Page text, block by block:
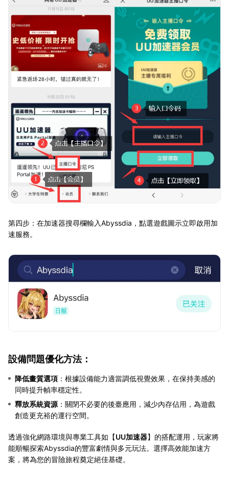
第四步：在加速器搜尋欄輸入Abyssdia，點選遊戲圖示立即啟用加
速服務。
設備問題優化方法：
降低畫質選項 ：根據設備能力適當調低視覺效果，在保持美感的
同時提升幀率穩定性。
釋放系統資源 ：關閉不必要的後臺應用，減少內存佔用，為遊戲
創造更充裕的運行空間。
透過強化網路環境與專業工具如【UU加速器】的搭配運用，玩家將
能順暢探索Abyssdia的豐富劇情與多元玩法。選擇高效能加速方
案，將為您的冒險旅程奠定絕佳基礎。